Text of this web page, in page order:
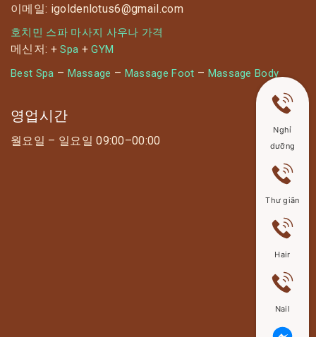
이메일: igoldenlotus6@gmail.com
호치민 스파 마사지 사우나 가격
메신저: +Spa +GYM
Best Spa – Massage – Massage Foot – Massage Body
영업시간
월요일 – 일요일 09:00–00:00
Nghỉ
dưỡng
Thư giãn
Hair
Nail